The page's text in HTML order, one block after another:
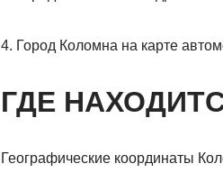
4. Город Коломна на карте
ГДЕ
Географические координаты